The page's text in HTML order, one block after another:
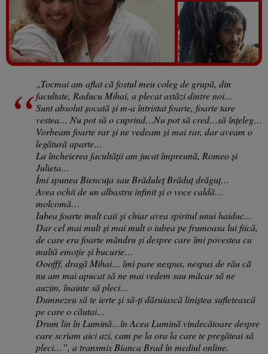
Vezi galeria foto
5 poze
„Tocmai am aflat că fostul meu coleg de grupă, din
facultate, Raducu Mihai, a plecat astăzi dintre noi…
Sunt absolut șocată și m-a întristat foarte, foarte tare
vestea… Nu pot să o cuprind…Nu pot să cred…să înțeleg…
Vorbeam foarte rar și ne vedeam și mai rar, dar aveam o
legătură aparte…
La încheierea facultății am jucat împreună, Romeo și
Julieta…
Îmi spunea Biencuța sau Brăduleț Brăduț drăguț…
Avea ochii de un albastru infinit și o voce caldă…
molcomă…
Iubea foarte mult caii și chiar avea spiritul unui haiduc…
Dar cel mai mult și mai mult o iubea pe frumoasa lui fiică,
de care era foarte mândru și despre care îmi povestea cu
multă emoție și bucurie…
Ooofff, dragă Mihai… îmi pare nespus, nespus de rău că
nu am mai apucat să ne mai vedem sau măcar să ne
auzim, înainte să pleci…
Dumnezeu să te ierte și să-ți dăruiască liniștea sufletească
pe care o căutai…
Drum lin în Lumină…în Acea Lumină vindecătoare despre
care scriam aici azi, cam pe la ora la care te pregăteai să
pleci…”, a transmis Bianca Brad în mediul online.